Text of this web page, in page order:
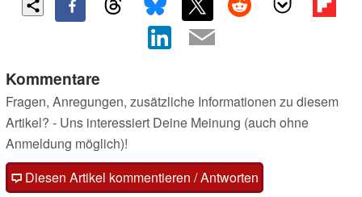
Kommentare
Fragen, Anregungen, zusätzliche Informationen zu diesem
Artikel? - Uns interessiert Deine Meinung (auch ohne
Anmeldung möglich)!
Diesen Artikel kommentieren / Antworten